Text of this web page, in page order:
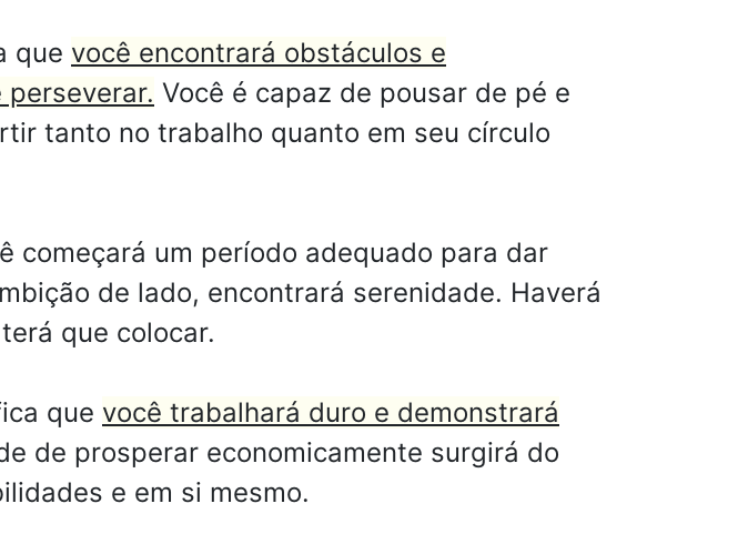
que você encontrará obstáculos e
Você é capaz de pousar de pé e
tanto no trabalho quanto em seu círculo
começará um período adequado para dar
de lado, encontrará serenidade. Haverá
que colocar.
que você trabalhará duro e demonstrará
de prosperar economicamente surgirá do
e em si mesmo.